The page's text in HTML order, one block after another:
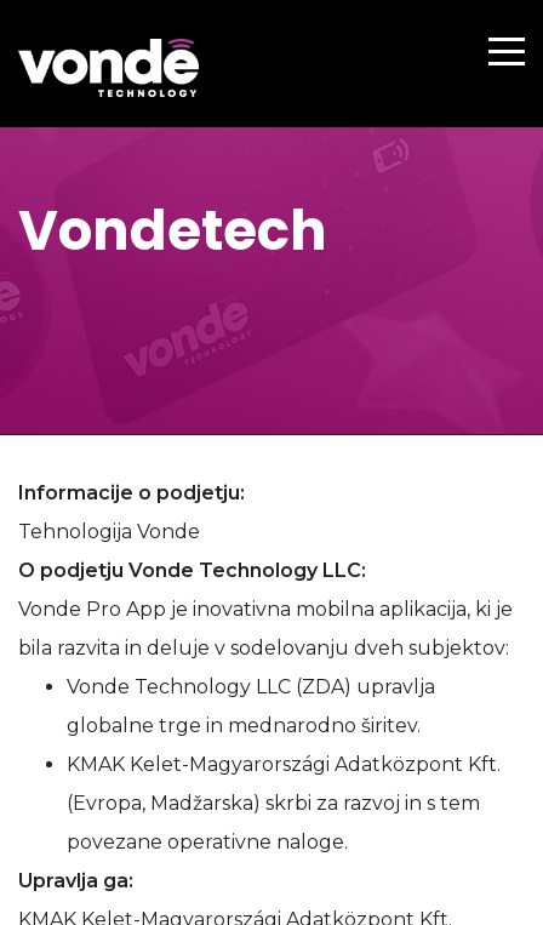
Vondetech
Informacije o podjetju:
Tehnologija Vonde
O podjetju Vonde Technology LLC:
Vonde Pro App je inovativna mobilna aplikacija, ki je
bila razvita in deluje v sodelovanju dveh subjektov:
Vonde Technology LLC (ZDA) upravlja
globalne trge in mednarodno širitev.
KMAK Kelet-Magyarországi Adatközpont Kft.
(Evropa, Madžarska) skrbi za razvoj in s tem
povezane operativne naloge.
Upravlja ga:
KMAK Kelet-Magyarországi Adatközpont Kft.